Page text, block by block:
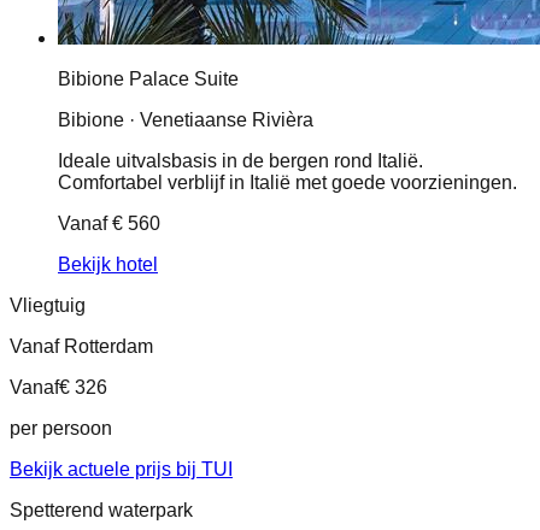
Bibione Palace Suite
Bibione · Venetiaanse Rivièra
Ideale uitvalsbasis in de bergen rond Italië.
Comfortabel verblijf in Italië met goede voorzieningen.
Vanaf€ 560
Bekijk hotel
Vliegtuig
Vanaf Rotterdam
Vanaf€ 326
per persoon
Bekijk actuele prijs bij TUI
Spetterend waterpark